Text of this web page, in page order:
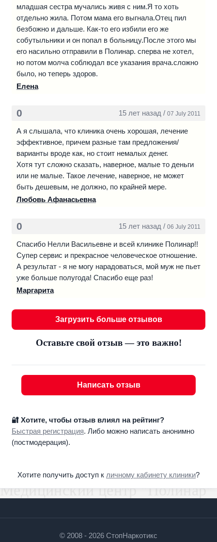
младшая сестра мучались живя с ним.Я то хоть
отдельно жила. Потом мама его выгнала.Отец пил
безбожно и дальше. Как-то его избили его же
собутыльники и он попал в больницу.После этого мы
его насильно отправили в Полинар. сперва не хотел,
но потом молча соблюдал все указания врача.сложно
было, но теперь здоров.
Елена
0 15 лет назад / 07 July 2011
А я слышала, что клиника очень хорошая, лечение
эффективное, причем разные там предложения/
варианты вроде как, но стоит немалых денег.
Хотя тут сложно сказать, наверное, малые то деньги
или не малые. Такое лечение, наверное, не может
быть дешевым, не должно, по крайней мере.
Любовь Афанасьевна
0 15 лет назад / 06 July 2011
Спасибо Нелли Васильевне и всей клинике Полинар!!
Супер сервис и прекрасное человеческое отношение.
А результат - я не могу нарадоваться, мой муж не пьет
уже больше полугода! Спасибо еще раз!
Маргарита
Загрузить больше отзывов
Оставьте свой отзыв — это важно!
Написать отзыв
🔐 Хотите, чтобы отзыв влиял на рейтинг?
Быстрая регистрация. Либо можно написать анонимно
(постмодерация).
Хотите получить доступ к личному кабинету клиники?
© 2008 - 2026 СтопНаркотикс